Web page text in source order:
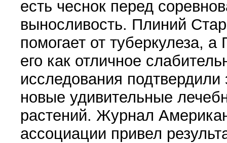
есть чеснок перед
выносливость. Плиний
помогает от туберку­леза,
его как отличное
исследования
новые удивительные
растений. Журнал
ассоциации при­вел